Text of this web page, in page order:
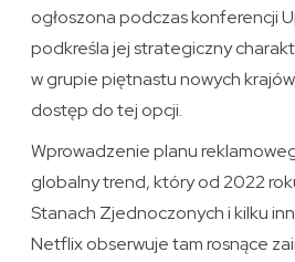
ogłoszona podczas konferencji
podkreśla jej strategiczny
w grupie piętnastu nowych
dostęp do tej opcji.
Wprowadzenie planu
globalny trend, który od 2022
Stanach Zjednoczonych i kilku
Netflix obserwuje tam rosnące